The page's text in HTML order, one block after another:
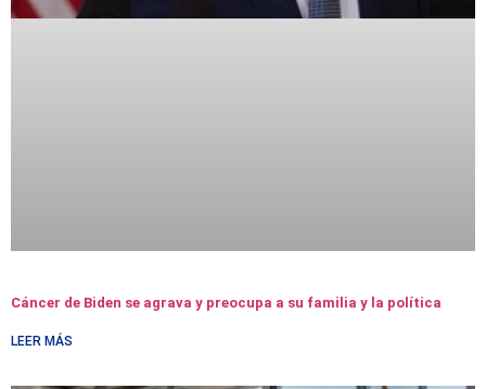
Cáncer de Biden se agrava y preocupa a su familia y la política
LEER MÁS